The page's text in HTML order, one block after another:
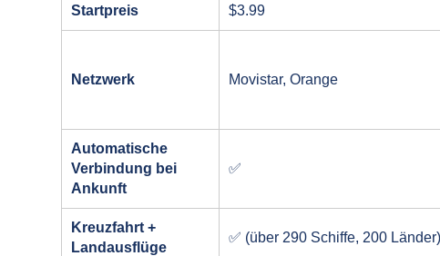
Startpreis $3.99
Netzwerk Movistar, Orange
Automatische
Verbindung bei
Ankunft
✅
Kreuzfahrt +
Landausflüge
✅ (über 290 Schiffe, 200 Länder)